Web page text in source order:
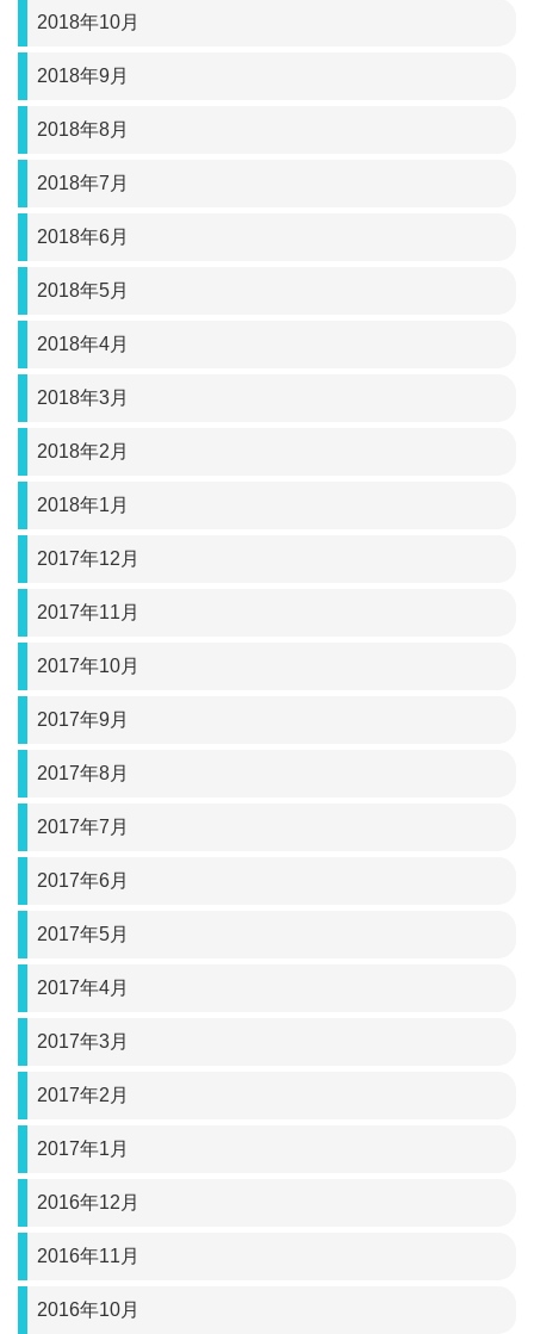
2018年10月
2018年9月
2018年8月
2018年7月
2018年6月
2018年5月
2018年4月
2018年3月
2018年2月
2018年1月
2017年12月
2017年11月
2017年10月
2017年9月
2017年8月
2017年7月
2017年6月
2017年5月
2017年4月
2017年3月
2017年2月
2017年1月
2016年12月
2016年11月
2016年10月